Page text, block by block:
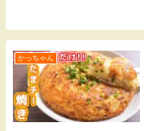
かっちゃん